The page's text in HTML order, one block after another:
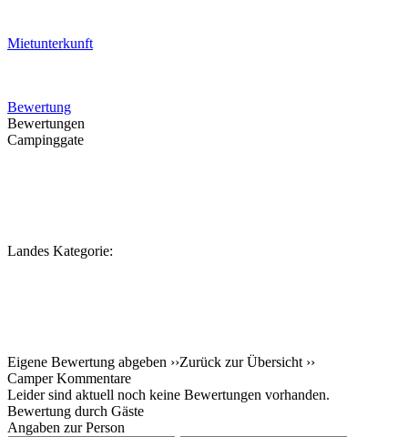
Mietunterkunft
Bewertung
Bewertungen
Campinggate
Landes Kategorie:
Eigene Bewertung abgeben ››Zurück zur Übersicht ››
Camper Kommentare
Leider sind aktuell noch keine Bewertungen vorhanden.
Bewertung durch Gäste
Angaben zur Person